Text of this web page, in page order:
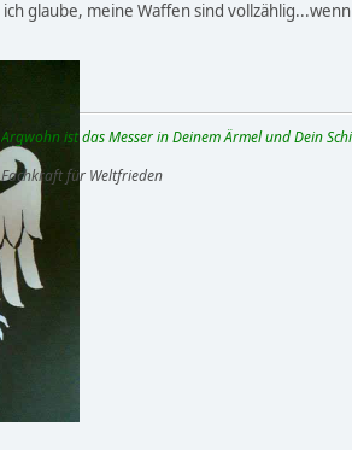
ich glaube, meine Waffen sind
Argwohn ist das Messer in Deinem Ärmel und Dein
Fachkraft für Weltfrieden